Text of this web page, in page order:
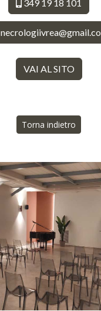
349 19 18 101
VAI AL SITO
Torna indietro